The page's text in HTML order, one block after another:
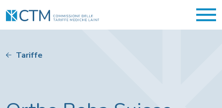
Tariffe